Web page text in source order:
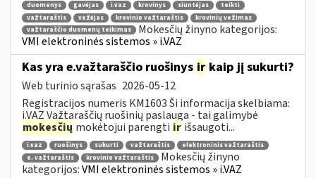
duomenys gavėjas i.vaz krovinys siuntėjas
teikti
važtaraštis
vežėjas krovinio važtaraštis
krovinių vežimas
važtaraščio duomenų teikimas
Mokesčių žinyno kategorijos:
VMI elektroninės sistemos » i.VAZ
Kas yra e.važtaraščio ruošinys ir kaip jį sukurti?
Web turinio sąrašas 2026-05-12
Registracijos numeris KM1603 Ši informacija skelbiama:
i.VAZ Važtaraščių ruošinių paslauga - tai galimybė
mokesčių mokėtojui parengti ir išsaugoti...
i.vaz ruošinys sukurti važtaraštis
elektroninis važtaraštis
e. važtaraštis
krovinio važtaraštis
Mokesčių žinyno
kategorijos:VMI elektroninės sistemos » i.VAZ